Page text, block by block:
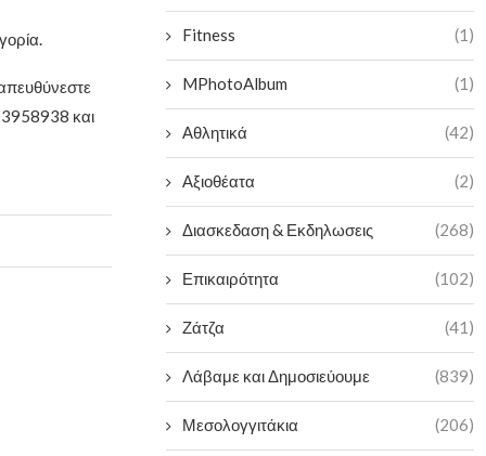
και
Fitness (1)
MPhotoAlbum (1)
Αθλητικά (42)
Αξιοθέατα (2)
Διασκεδαση & Εκδηλωσεις (268)
Επικαιρότητα (102)
Ζάτζα (41)
Λάβαμε και Δημοσιεύουμε (839)
Μεσολογγιτάκια (206)